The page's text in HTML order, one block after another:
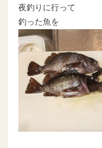
夜釣りに行って
釣った魚を